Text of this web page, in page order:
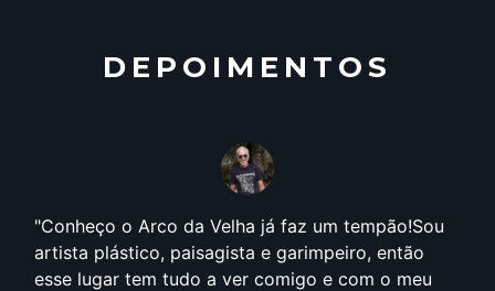
DEPOIMENTOS
Conheço o Arco da Velha já faz um tempão!Sou
artista plástico, paisagista e garimpeiro, então
esse lugar tem tudo a ver comigo e com o meu